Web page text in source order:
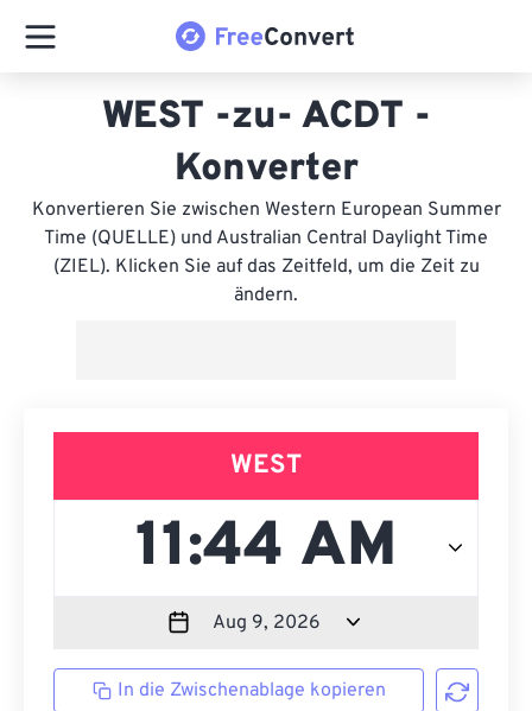
WEST -zu- ACDT -
Konverter
Konvertieren Sie zwischen Western European Summer
Time (QUELLE) und Australian Central Daylight Time
(ZIEL). Klicken Sie auf das Zeitfeld, um die Zeit zu
ändern.
WEST
In die Zwischenablage kopieren